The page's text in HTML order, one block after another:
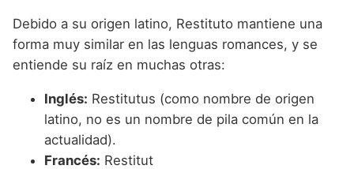
Debido a su origen latino, Restituto mantiene una
forma muy similar en las lenguas romances, y se
entiende su raíz en muchas otras:
Inglés: Restitutus (como nombre de origen
latino, no es un nombre de pila común en la
actualidad).
Francés: Restitut